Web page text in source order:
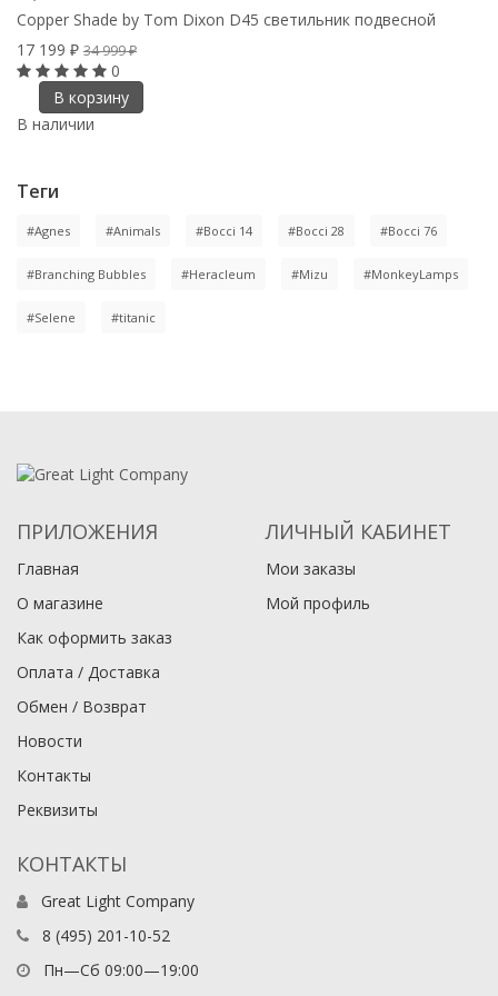
Copper Shade by Tom Dixon D45 светильник подвесной
17 199 ₽ 34 999₽
0
В корзину
В наличии
Теги
#Agnes #Animals #Bocci 14 #Bocci 28 #Bocci 76
#Branching Bubbles #Heracleum #Mizu #MonkeyLamps
#Selene #titanic
ПРИЛОЖЕНИЯ
Главная
О магазине
Как оформить заказ
Оплата / Доставка
Обмен / Возврат
Новости
Контакты
Реквизиты
ЛИЧНЫЙ КАБИНЕТ
Мои заказы
Мой профиль
КОНТАКТЫ
Great Light Company
8 (495) 201-10-52
Пн—Сб 09:00—19:00